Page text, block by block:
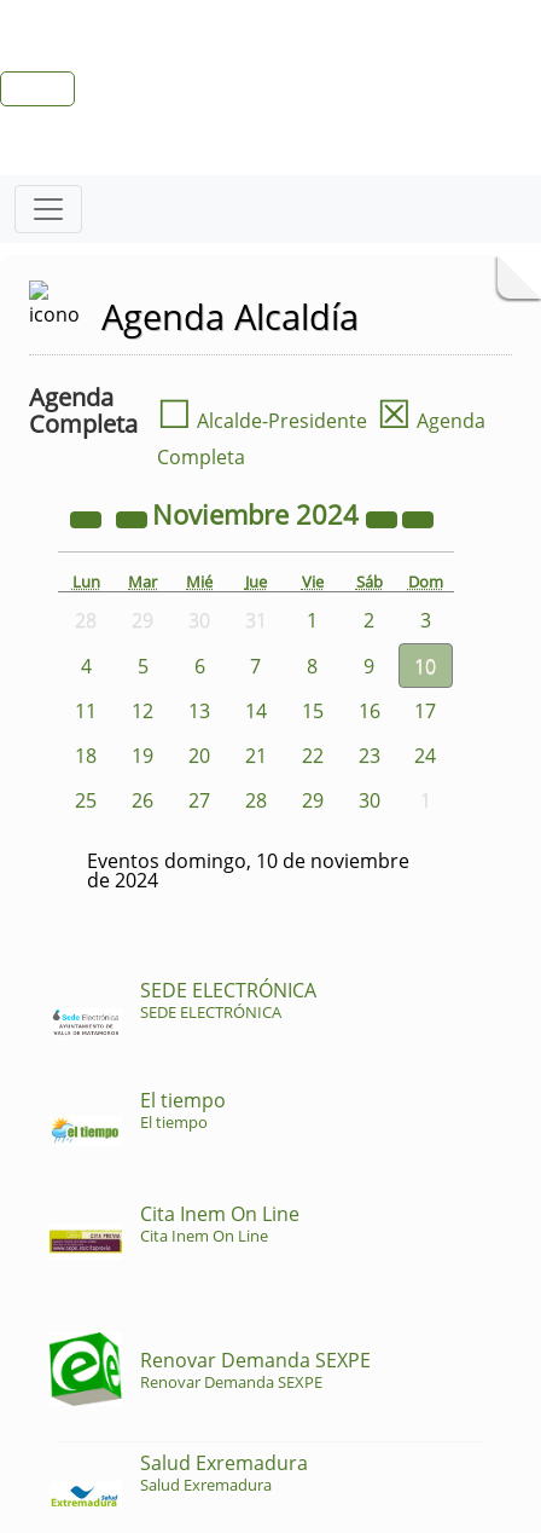
Agenda Alcaldía
Agenda
Completa
☐ Alcalde-Presidente ☒ Agenda
Completa
Noviembre 2024
Lun Mar Mié Jue Vie Sáb Dom
28 29 30 31 1 2
3
4
5 6 7 8 9
10
11
12 13 14 15 16
17
18
19 20 21 22 23
24
25
26 27 28 29 30 1
Eventos domingo, 10 de noviembre
de 2024
SEDE ELECTRÓNICA
SEDE ELECTRÓNICA
El tiempo
El tiempo
Cita Inem On Line
Cita Inem On Line
Renovar Demanda SEXPE
Renovar Demanda SEXPE
Salud Exremadura
Salud Exremadura